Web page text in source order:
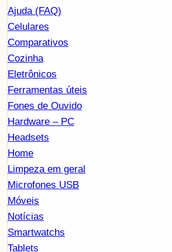
Ajuda (FAQ)
Celulares
Comparativos
Cozinha
Eletrônicos
Ferramentas úteis
Fones de Ouvido
Hardware – PC
Headsets
Home
Limpeza em geral
Microfones USB
Móveis
Notícias
Smartwatchs
Tablets